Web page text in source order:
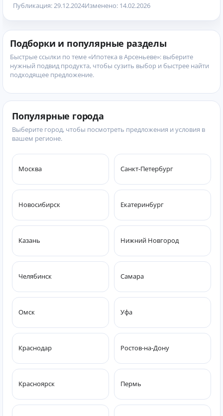
Публикация: 29.12.2024Изменено: 14.02.2026
Подборки и популярные разделы
Быстрые ссылки по теме «Ипотека в Арсеньеве»: выберите
нужный подвид продукта, чтобы сузить выбор и быстрее найти
подходящее предложение.
Популярные города
Выберите город, чтобы посмотреть предложения и условия в
вашем регионе.
Москва Санкт-Петербург
Новосибирск Екатеринбург
Казань Нижний Новгород
Челябинск Самара
Омск Уфа
Краснодар Ростов-на-Дону
Красноярск Пермь